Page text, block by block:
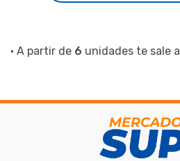
• A partir de 6 unidades te sale a